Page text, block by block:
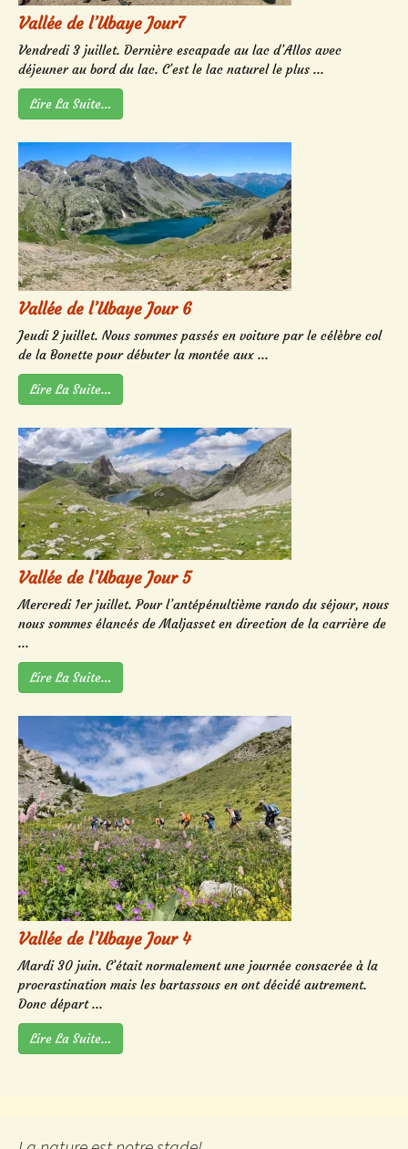
Vallée de l’Ubaye Jour7
Vendredi 3 juillet. Dernière escapade au lac d’Allos avec
déjeuner au bord du lac. C’est le lac naturel le plus ...
Lire La Suite…
Vallée de l’Ubaye Jour 6
Jeudi 2 juillet. Nous sommes passés en voiture par le célèbre col
de la Bonette pour débuter la montée aux ...
Lire La Suite…
Vallée de l’Ubaye Jour 5
Mercredi 1er juillet. Pour l’antépénultième rando du séjour, nous
nous sommes élancés de Maljasset en direction de la carrière de
...
Lire La Suite…
Vallée de l’Ubaye Jour 4
Mardi 30 juin. C’était normalement une journée consacrée à la
procrastination mais les bartassous en ont décidé autrement.
Donc départ ...
Lire La Suite…